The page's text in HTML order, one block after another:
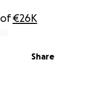
of€26K
Share